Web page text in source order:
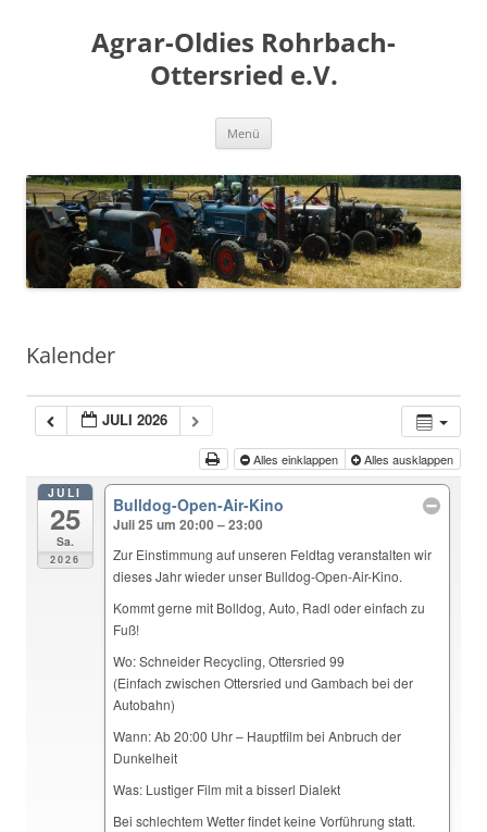
Agrar-Oldies Rohrbach-
Ottersried e.V.
Menü
Kalender
JULI 2026
Alles einklappen Alles ausklappen
JULI
25
Sa.
2026
Bulldog-Open-Air-Kino
Juli 25 um 20:00 – 23:00
Zur Einstimmung auf unseren Feldtag veranstalten wir
dieses Jahr wieder unser Bulldog-Open-Air-Kino.
Kommt gerne mit Bolldog, Auto, Radl oder einfach zu
Fuß!
Wo: Schneider Recycling, Ottersried 99
(Einfach zwischen Ottersried und Gambach bei der
Autobahn)
Wann: Ab 20:00 Uhr – Hauptfilm bei Anbruch der
Dunkelheit
Was: Lustiger Film mit a bisserl Dialekt
Bei schlechtem Wetter findet keine Vorführung statt.